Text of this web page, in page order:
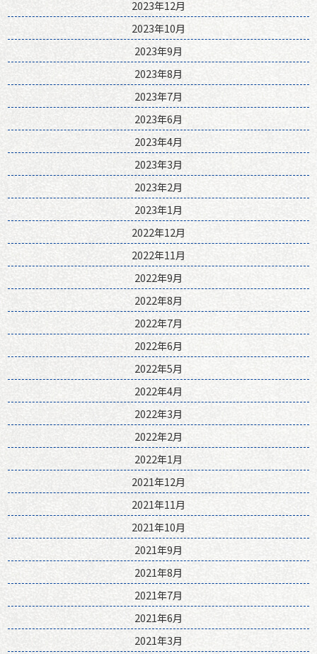
2023年12月
2023年10月
2023年9月
2023年8月
2023年7月
2023年6月
2023年4月
2023年3月
2023年2月
2023年1月
2022年12月
2022年11月
2022年9月
2022年8月
2022年7月
2022年6月
2022年5月
2022年4月
2022年3月
2022年2月
2022年1月
2021年12月
2021年11月
2021年10月
2021年9月
2021年8月
2021年7月
2021年6月
2021年3月